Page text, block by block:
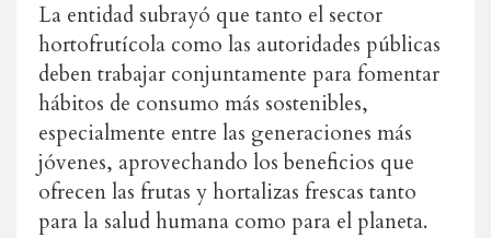
La entidad subrayó que tanto el sector
hortofrutícola como las autoridades públicas
deben trabajar conjuntamente para fomentar
hábitos de consumo más sostenibles,
especialmente entre las generaciones más
jóvenes, aprovechando los beneficios que
ofrecen las frutas y hortalizas frescas tanto
para la salud humana como para el planeta.